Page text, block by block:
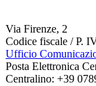
Via Firenze, 2
Codice fiscale / P.
Ufficio
Posta Elettronica
Centralino: +39